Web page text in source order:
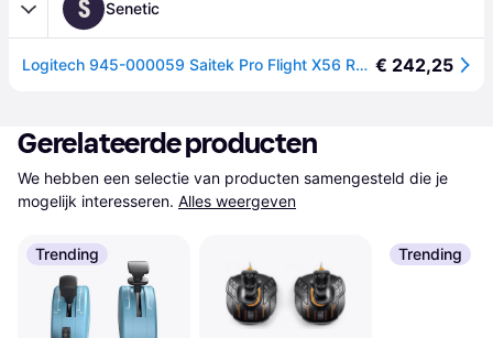
S Senetic
Logitech 945-000059 Saitek Pro Flight X56 Rhino 945-000059 € 242,25
Gerelateerde producten
We hebben een selectie van producten samengesteld die je
mogelijk interesseren. Alles weergeven
Trending Trending